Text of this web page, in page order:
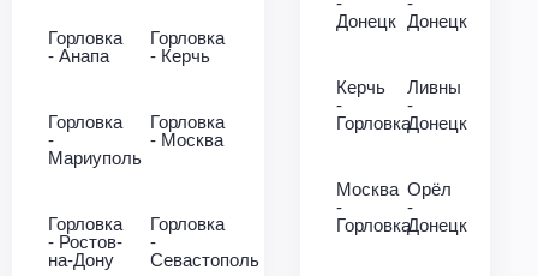
Горловка
- Анапа
Горловка
- Керчь
Горловка
-
Мариуполь
Горловка
- Москва
Горловка
- Ростов-
на-Дону
Горловка
-
Севастополь
Донецк Донецк
Керчь
-
Горловка
Ливны
-
Донецк
Москва
-
Горловка
Орёл
-
Донецк